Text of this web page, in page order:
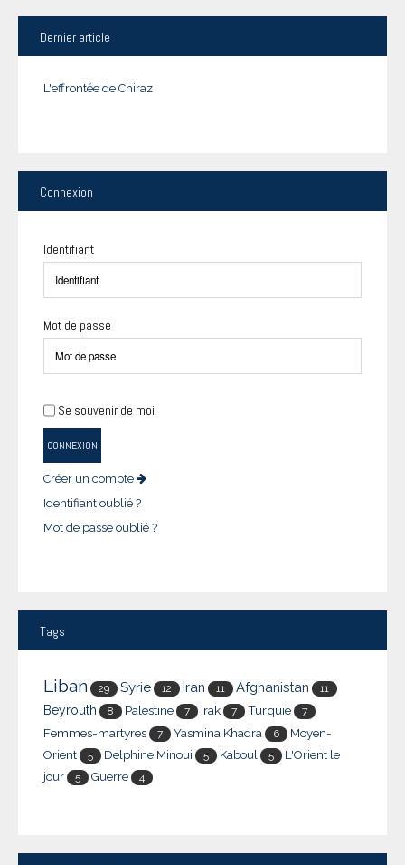
Dernier article
L'effrontée de Chiraz
Connexion
Identifiant
Mot de passe
Se souvenir de moi
CONNEXION
Créer un compte
Identifiant oublié ?
Mot de passe oublié ?
Tags
Liban 29 Syrie 12 Iran 11 Afghanistan 11
Beyrouth 8 Palestine 7 Irak 7 Turquie 7
Femmes-martyres 7 Yasmina Khadra 6
Moyen-
Orient
5 Delphine Minoui 5 Kaboul 5
L'Orient le
jour
5 Guerre 4